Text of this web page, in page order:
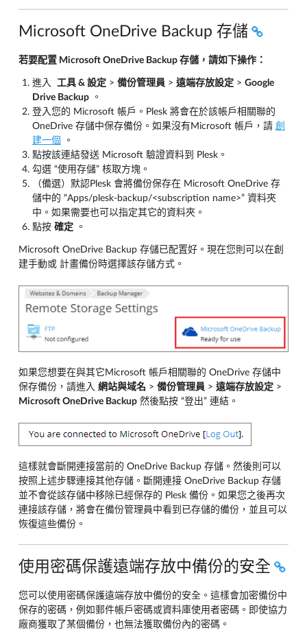
Microsoft OneDrive Backup 存儲
若要配置 Microsoft OneDrive Backup 存儲，請如下操作：
進入 工具 & 設定 > 備份管理員 > 遠端存放設定 > Google
Drive Backup 。
登入您的 Microsoft 帳戶。Plesk 將會在於該帳戶相關聯的
OneDrive 存儲中保存備份。如果沒有Microsoft 帳戶，請 創
建一個
。
點按該連結發送 Microsoft 驗證資料到 Plesk。
勾選 “使用存儲” 核取方塊。
（備選）默認Plesk 會將備份保存在 Microsoft OneDrive 存
儲中的 “Apps/plesk-backup/<subscription name>” 資料夾
中。如果需要也可以指定其它的資料夾。
點按 確定 。
Microsoft OneDrive Backup 存儲已配置好。現在您則可以在創
建手動或 計畫備份時選擇該存儲方式。
如果您想要在與其它Microsoft 帳戶相關聯的 OneDrive 存儲中
保存備份，請進入 網站與域名 > 備份管理員 > 遠端存放設定 >
Microsoft OneDrive Backup 然後點按 “登出” 連結。
這樣就會斷開連接當前的 OneDrive Backup 存儲。然後則可以
按照上述步驟連接其他存儲。斷開連接 OneDrive Backup 存儲
並不會從該存儲中移除已經保存的 Plesk 備份。如果您之後再次
連接該存儲，將會在備份管理員中看到已存儲的備份，並且可以
恢復這些備份。
使用密碼保護遠端存放中備份的安全
您可以使用密碼保護遠端存放中備份的安全。這樣會加密備份中
保存的密碼，例如郵件帳戶密碼或資料庫使用者密碼。即使協力
廠商獲取了某個備份，也無法獲取備份內的密碼。